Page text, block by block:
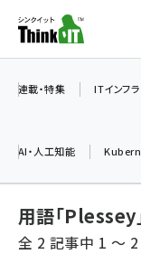
ン
ツ
ai (2480)
加藤銘のチ
連載・特集 ITインフラ
AI・人工知能
用語「Plessey
全 2 記事中 1 ～